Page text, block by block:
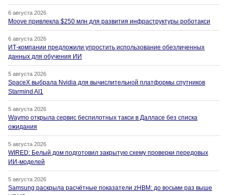
6 августа 2026
Moove привлекла $250 млн для развития инфраструктуры роботакси
6 августа 2026
ИТ-компании предложили упростить использование обезличенных
данных для обучения ИИ
5 августа 2026
SpaceX выбрала Nvidia для вычислительной платформы спутников
Starmind AI1
5 августа 2026
Waymo открыла сервис беспилотных такси в Далласе без списка
ожидания
5 августа 2026
WIRED: Белый дом подготовил закрытую схему проверки передовых
ИИ-моделей
5 августа 2026
Samsung раскрыла расчётные показатели zHBM: до восьми раз выше